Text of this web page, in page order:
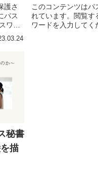
護さ
パス
ワー
このコンテンツはパ
れています。閲覧す
ワードを入力してく
秘書
描